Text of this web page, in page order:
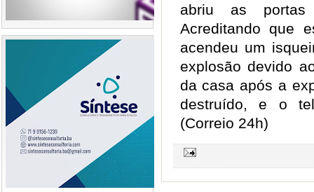
abriu as
Acreditando que
acendeu um
explosão devido
da casa após a
destruído, e o
(Correio 24h)